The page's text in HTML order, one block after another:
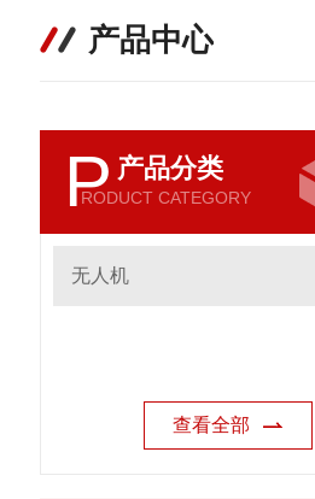
产品中心
P 产品分类
RODUCT CATEGORY
无人机
查看全部